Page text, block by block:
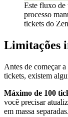
Este fluxo de
processo
tickets do
Limitações
Antes de começar
tickets, existem
Máximo de 100
você precisar
em massa separadas.